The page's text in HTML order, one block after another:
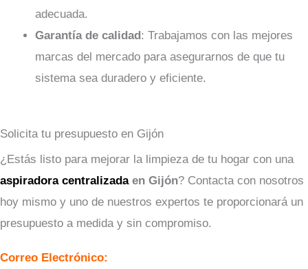
adecuada.
Garantía de calidad: Trabajamos con las mejores
marcas del mercado para asegurarnos de que tu
sistema sea duradero y eficiente.
Solicita tu presupuesto en Gijón
¿Estás listo para mejorar la limpieza de tu hogar con una
aspiradora centralizadaen Gijón? Contacta con nosotros
hoy mismo y uno de nuestros expertos te proporcionará un
presupuesto a medida y sin compromiso.
Correo Electrónico: